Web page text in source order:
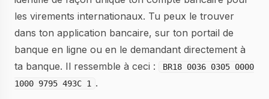
les virements internationaux. Tu peux le trouver
dans ton application bancaire, sur ton portail de
banque en ligne ou en le demandant directement à
ta banque. Il ressemble à ceci :
BR18 0036 0305 0000
1000 9795 493C 1
.